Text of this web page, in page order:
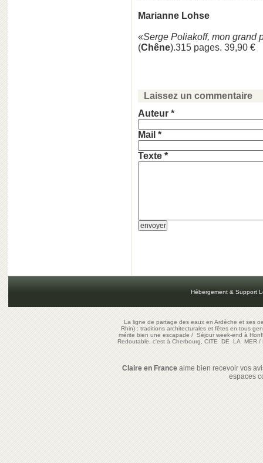
Marianne Lohse
«Serge Poliakoff, mon grand
(Chêne).315 pages. 39,90 €
Laissez un commentaire
Auteur *
Mail *
Texte *
Hébergement & Support
La ligne de partage des eaux en Ardèche et ses
Rhin) : traditions architecturales et fêtes en tous
mérite bien une escapade/Séjour week-end à
Redoutable, c'est à Cherbourg, CITE DE LA MER/
Claire en Franceaime bien recevoir vos
espaces